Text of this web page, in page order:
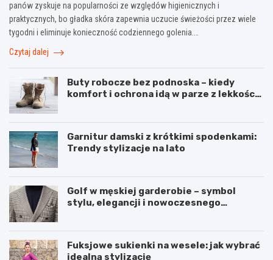
panów zyskuje na popularności ze względów higienicznych i
praktycznych, bo gładka skóra zapewnia uczucie świeżości przez wiele
tygodni i eliminuje konieczność codziennego golenia.…
Czytaj dalej
Buty robocze bez podnoska – kiedy
komfort i ochrona idą w parze z lekkością
Garnitur damski z krótkimi spodenkami:
Trendy stylizacje na lato
Golf w męskiej garderobie – symbol
stylu, elegancji i nowoczesnego
Fuksjowe sukienki na wesele: jak wybrać
idealną stylizację